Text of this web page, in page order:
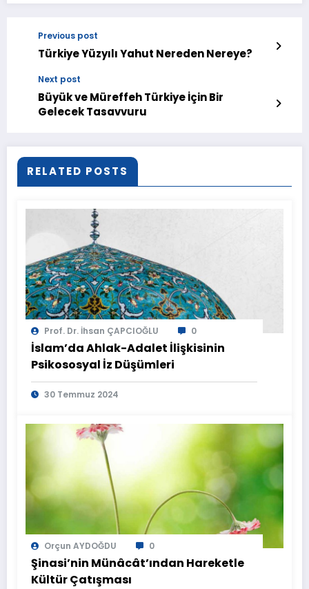
Previous post
Türkiye Yüzyılı Yahut Nereden Nereye?
Next post
Büyük ve Müreffeh Türkiye İçin Bir
Gelecek Tasavvuru
RELATED POSTS
Prof. Dr. İhsan ÇAPCIOĞLU 0
İslam’da Ahlak-Adalet İlişkisinin
Psikososyal İz Düşümleri
30 Temmuz 2024
Orçun AYDOĞDU 0
Şinasi’nin Münâcât’ından Hareketle
Kültür Çatışması